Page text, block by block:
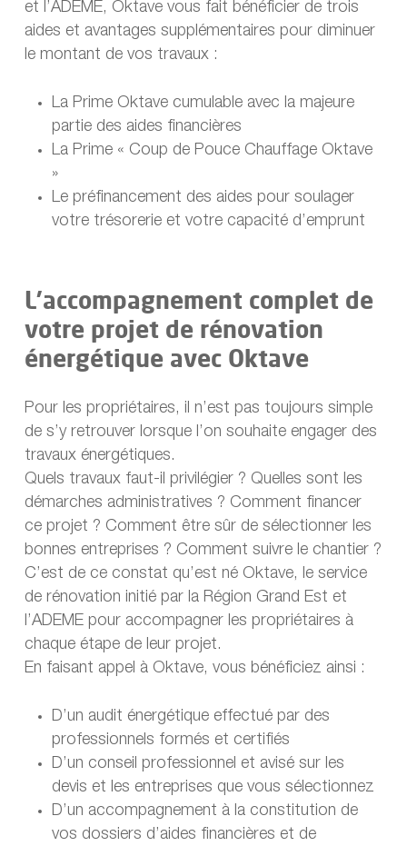
et l’ADEME, Oktave vous fait bénéficier de trois
aides et avantages supplémentaires pour diminuer
le montant de vos travaux :
La Prime Oktave cumulable avec la majeure
partie des aides financières
La Prime « Coup de Pouce Chauffage Oktave
»
Le préfinancement des aides pour soulager
votre trésorerie et votre capacité d’emprunt
L’accompagnement complet de
votre projet de rénovation
énergétique avec Oktave
Pour les propriétaires, il n’est pas toujours simple
de s’y retrouver lorsque l’on souhaite engager des
travaux énergétiques.
Quels travaux faut-il privilégier ? Quelles sont les
démarches administratives ? Comment financer
ce projet ? Comment être sûr de sélectionner les
bonnes entreprises ? Comment suivre le chantier ?
C’est de ce constat qu’est né Oktave, le service
de rénovation initié par la Région Grand Est et
l’ADEME pour accompagner les propriétaires à
chaque étape de leur projet.
En faisant appel à Oktave, vous bénéficiez ainsi :
D’un audit énergétique effectué par des
professionnels formés et certifiés
D’un conseil professionnel et avisé sur les
devis et les entreprises que vous sélectionnez
D’un accompagnement à la constitution de
vos dossiers d’aides financières et de